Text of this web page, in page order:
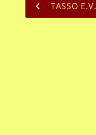
TASSO E.V.